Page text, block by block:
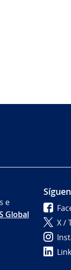
e
Global
X /